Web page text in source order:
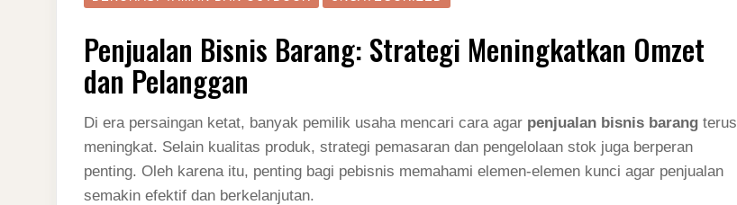
Penjualan Bisnis Barang: Strategi Meningkatkan Omzet
dan Pelanggan
Di era persaingan ketat, banyak pemilik usaha mencari cara agar penjualan bisnis barang terus
meningkat. Selain kualitas produk, strategi pemasaran dan pengelolaan stok juga berperan
penting. Oleh karena itu, penting bagi pebisnis memahami elemen-elemen kunci agar penjualan
semakin efektif dan berkelanjutan.